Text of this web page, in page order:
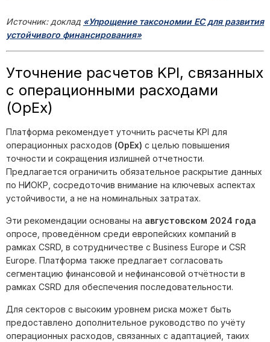
Источник: доклад «Упрощение таксономии ЕС для развития
устойчивого финансирования»
Уточнение расчетов KPI, связанных
с операционными расходами
(OpEx)
Платформа рекомендует уточнить расчеты KPI для
операционных расходов (OpEx) с целью повышения
точности и сокращения излишней отчетности.
Предлагается ограничить обязательное раскрытие данных
по НИОКР, сосредоточив внимание на ключевых аспектах
устойчивости, а не на номинальных затратах.
Эти рекомендации основаны на августовском 2024 года
опросе, проведённом среди европейских компаний в
рамках CSRD, в сотрудничестве с Business Europe и CSR
Europe. Платформа также предлагает согласовать
сегментацию финансовой и нефинансовой отчётности в
рамках CSRD для обеспечения последовательности.
Для секторов с высоким уровнем риска может быть
предоставлено дополнительное руководство по учёту
операционных расходов, связанных с адаптацией, таких